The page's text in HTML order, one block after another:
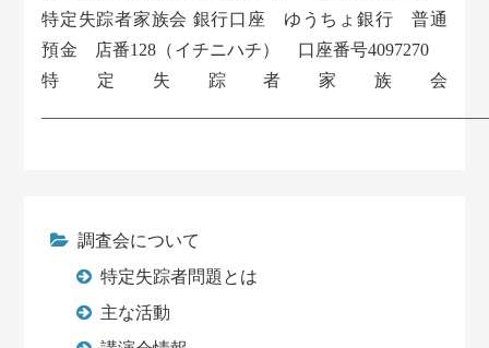
特定失踪者家族会 銀行口座 ゆうちょ銀行 普通
預金 店番128（イチニハチ） 口座番号4097270
特定失踪者家族会
調査会について
特定失踪者問題とは
主な活動